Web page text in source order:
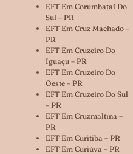
EFT Em Corumbataí Do
Sul – PR
EFT Em Cruz Machado –
PR
EFT Em Cruzeiro Do
Iguaçu – PR
EFT Em Cruzeiro Do
Oeste – PR
EFT Em Cruzeiro Do Sul
– PR
EFT Em Cruzmaltina –
PR
EFT Em Curitiba – PR
EFT Em Curiúva – PR